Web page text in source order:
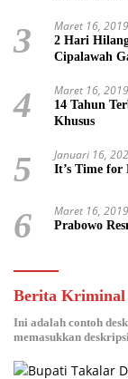
3 Maret 16, 2019
2 Hari
Cipalawah
4 Maret 16, 2019
14 Tahun
Khusus
5 Januari 16,
It’s Time for
6 Maret 16, 2019
Prabowo
Berita Kriminal
Ini adalah contoh
memasukkan